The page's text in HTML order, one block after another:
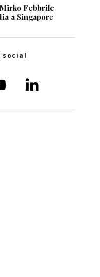
Febbrile
a Singapore
social